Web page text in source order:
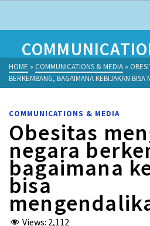
HOME » COMMUNICATIONS & MEDIA »
BERKEMBANG, BAGAIMANA KEBIJAKAN BISA
COMMUNICATIONS & MEDIA
Obesitas
negara
bagaimana
bisa
Views: 2,112